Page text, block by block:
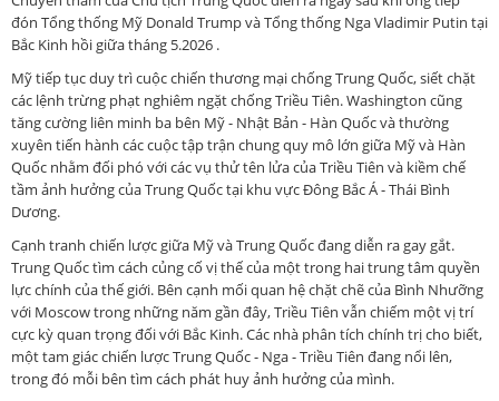
đón Tổng thống Mỹ Donald Trump và Tổng thống Nga Vladimir Putin tại
Bắc Kinh hồi giữa tháng 5.2026 .
Mỹ tiếp tục duy trì cuộc chiến thương mại chống Trung Quốc, siết chặt
các lệnh trừng phạt nghiêm ngặt chống Triều Tiên. Washington cũng
tăng cường liên minh ba bên Mỹ - Nhật Bản - Hàn Quốc và thường
xuyên tiến hành các cuộc tập trận chung quy mô lớn giữa Mỹ và Hàn
Quốc nhằm đối phó với các vụ thử tên lửa của Triều Tiên và kiềm chế
tầm ảnh hưởng của Trung Quốc tại khu vực Đông Bắc Á - Thái Bình
Dương.
Cạnh tranh chiến lược giữa Mỹ và Trung Quốc đang diễn ra gay gắt.
Trung Quốc tìm cách củng cố vị thế của một trong hai trung tâm quyền
lực chính của thế giới. Bên cạnh mối quan hệ chặt chẽ của Bình Nhưỡng
với Moscow trong những năm gần đây, Triều Tiên vẫn chiếm một vị trí
cực kỳ quan trọng đối với Bắc Kinh. Các nhà phân tích chính trị cho biết,
một tam giác chiến lược Trung Quốc - Nga - Triều Tiên đang nổi lên,
trong đó mỗi bên tìm cách phát huy ảnh hưởng của mình.